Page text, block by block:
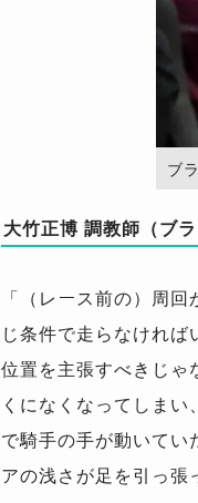
ブ
大竹正博 調教師（ブ
「（レース前の）周
じ条件で走らなけれ
位置を主張すべきじゃ
くになくなってしま
で騎手の手が動いてい
アの浅さが足を引っ張